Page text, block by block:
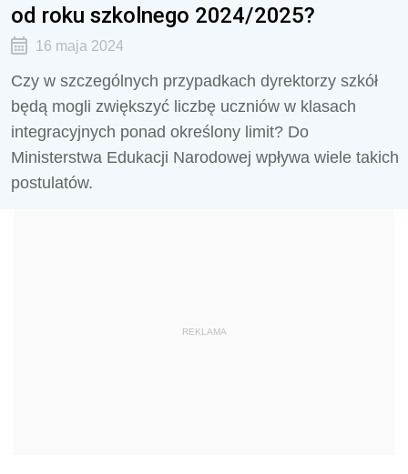
od roku szkolnego 2024/2025?
16 maja 2024
Czy w szczególnych przypadkach dyrektorzy szkół
będą mogli zwiększyć liczbę uczniów w klasach
integracyjnych ponad określony limit? Do
Ministerstwa Edukacji Narodowej wpływa wiele takich
postulatów.
REKLAMA